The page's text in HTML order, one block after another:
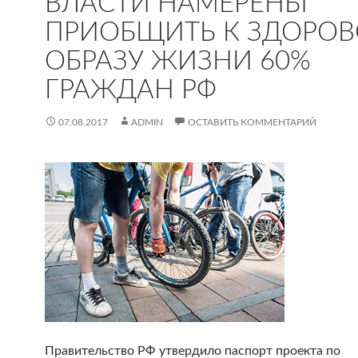
ПРИОБЩИТЬ К
ОБРАЗУ ЖИЗНИ 60%
ГРАЖДАН РФ‍
07.08.2017 ADMIN ОСТАВИТЬ КОММЕНТАРИЙ
Правительство РФ утвердило паспорт проекта по